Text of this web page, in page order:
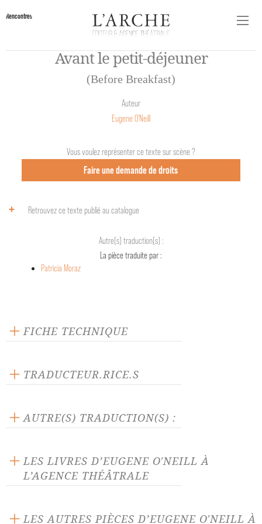
Rencontres
Avant le petit-déjeuner
(Before Breakfast)
Auteur
Eugene O'Neill
Vous voulez représenter ce texte sur scène ?
Faire une demande de droits
Retrouvez ce texte publié au catalogue
Autre(s) traduction(s) :
La pièce traduite par :
Patricia Moraz
FICHE TECHNIQUE
Langue source : anglais
Nombre de personnages féminins : 1
TRADUCTEUR.RICE.S
Maurice Goldring
AUTRE(S) TRADUCTION(S) :
LES LIVRES D’EUGENE O'NEILL À
L’AGENCE THÉÂTRALE
LES AUTRES PIÈCES D’EUGENE O'NEILL À